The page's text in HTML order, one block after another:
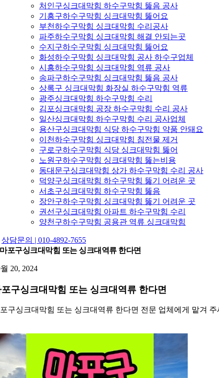
처인구싱크대막힘 하수구막힘 뚫음 공사
기흥구하수구막힘 싱크대막힘 뚫어요
부천하수구막힘 싱크대막힘 수리공사
파주하수구막힘 싱크대막힘 해결 안되는곳
수지구하수구막힘 싱크대막힘 뚫어요
화성하수구막힘 싱크대막힘 공사 하수구업체
시흥하수구막힘 싱크대막힘 역류 공사
송파구하수구막힘 싱크대막힘 뚫음 공사
상록구 싱크대막힘 화장실 하수구막힘 역류
광주싱크대막힘 하수구막힘 수리
김포싱크대막힘 공장 하수구막힘 수리 공사
일산싱크대막힘 하수구막힘 수리 공사업체
용산구싱크대막힘 식당 하수구막힘 약품 안돼요
이천하수구막힘 싱크대막힘 침전물 제거
구로구하수구막힘 식당 싱크대막힘 뚫어
노원구하수구막힘 싱크대막힘 뚫는비용
동대문구싱크대막힘 상가 하수구막힘 수리 공사
덕양구싱크대막힘 하수구막힘 뚫기 어려운 곳
서초구싱크대막힘 하수구막힘 뚫음
장안구하수구막힘 싱크대막힘 뚫기 어려운 곳
권선구싱크대막힘 아파트 하수구막힘 수리
양천구하수구막힘 공용관 역류 싱크대막힘
상담문의 | 010-4892-7655
마포구싱크대막힘 또는 싱크대역류 한다면
20, 2024
구싱크대막힘 또는 싱크대역류 한다면
구싱크대막힘 또는 싱크대역류 한다면 전문 업체에게 맡겨 주